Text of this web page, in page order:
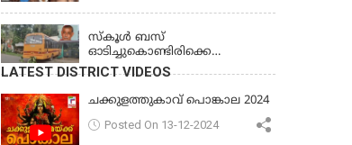
സ്കൂൾ ബസ്
ഓടിച്ചുകൊണ്ടിരിക്കെ
ഡ്രൈവർക്ക് ഹൃദയാഘാതം;
ബസ് കെട്ടിടത്തിൽ ഇടിച്ചുനിന്നു;
ഡ്രൈവർ മരിച്ചു, രണ്ട്
കുട്ടികൾക്ക് പരിക്ക്
LATEST DISTRICT VIDEOS
ചക്കുളത്തുകാവ് പൊങ്കാല 2024
Posted On 13-12-2024